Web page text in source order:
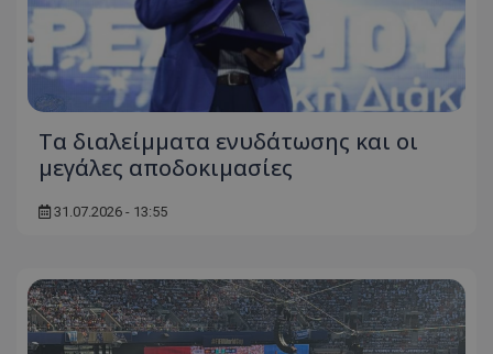
Τα διαλείμματα ενυδάτωσης και οι
μεγάλες αποδοκιμασίες
31.07.2026 - 13:55